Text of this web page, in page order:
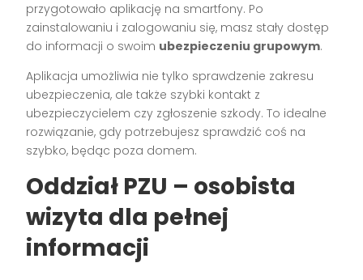
przygotowało aplikację na smartfony. Po
zainstalowaniu i zalogowaniu się, masz stały dostęp
do informacji o swoim ubezpieczeniu grupowym.
Aplikacja umożliwia nie tylko sprawdzenie zakresu
ubezpieczenia, ale także szybki kontakt z
ubezpieczycielem czy zgłoszenie szkody. To idealne
rozwiązanie, gdy potrzebujesz sprawdzić coś na
szybko, będąc poza domem.
Oddział PZU – osobista
wizyta dla pełnej
informacji